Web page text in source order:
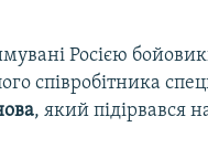
Росією
співробітника
, який підірвався